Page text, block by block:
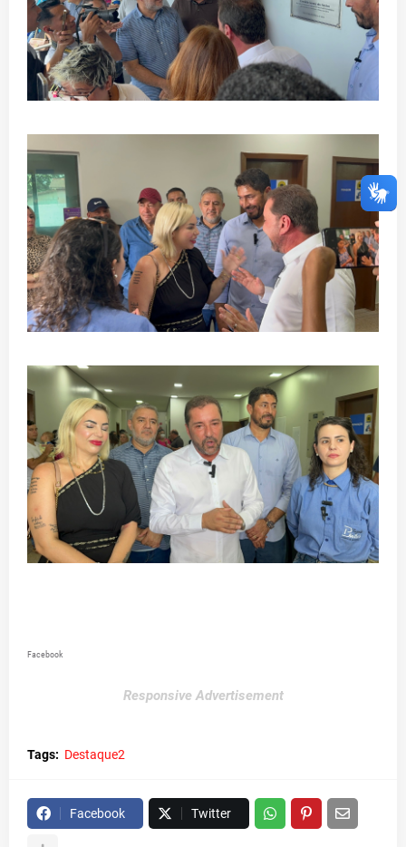
Facebook
Responsive Advertisement
Tags: Destaque2
Facebook Twitter